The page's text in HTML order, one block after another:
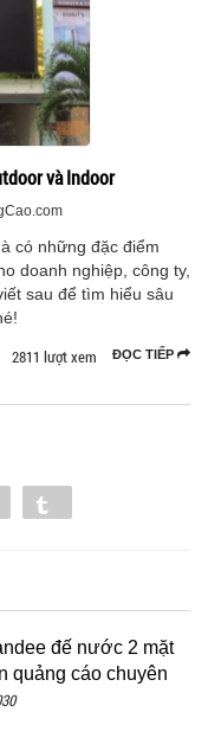
và Indoor
có những đặc điểm
doanh nghiệp, công ty,
sau để tìm hiểu sâu
ĐỌC TIẾP
2811 lượt xem
đế nước 2 mặt
quảng cáo chuyên